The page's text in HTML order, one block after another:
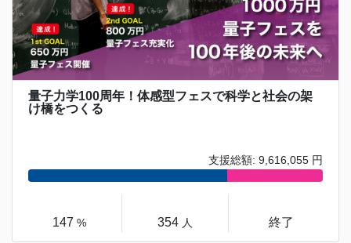
量子力学100周年！体感型フェスで科学と社会の架
け橋をつくる
支援総額: 9,616,055 円
147 % 354 人 終了